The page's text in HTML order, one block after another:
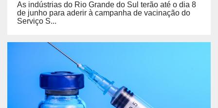
As indústrias do Rio Grande do Sul terão até o dia 8
de junho para aderir à campanha de vacinação do
Serviço S...